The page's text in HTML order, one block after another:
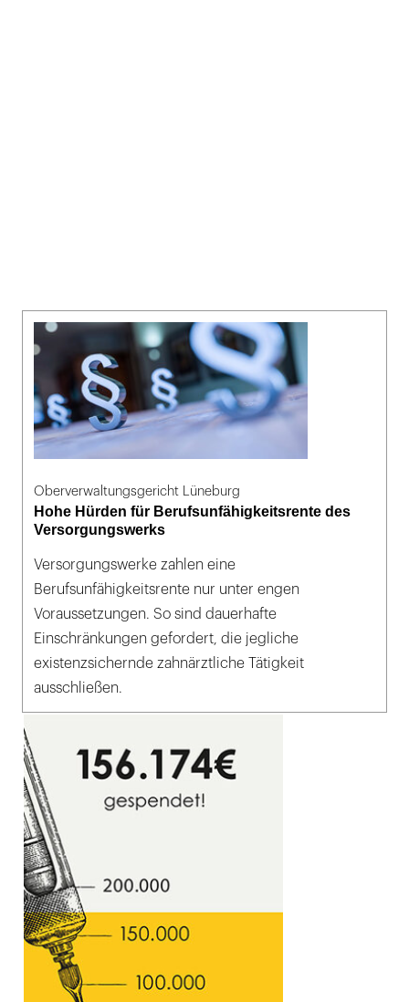
Oberverwaltungsgericht Lüneburg
Hohe Hürden für Berufsunfähigkeitsrente des
Versorgungswerks
Versorgungswerke zahlen eine
Berufsunfähigkeitsrente nur unter engen
Voraussetzungen. So sind dauerhafte
Einschränkungen gefordert, die jegliche
existenzsichernde zahnärztliche Tätigkeit
ausschließen.